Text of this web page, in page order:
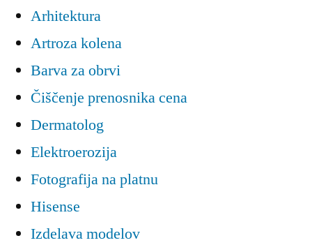
Arhitektura
Artroza kolena
Barva za obrvi
Čiščenje prenosnika cena
Dermatolog
Elektroerozija
Fotografija na platnu
Hisense
Izdelava modelov